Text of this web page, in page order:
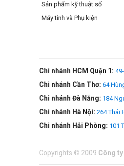
Tính năng nổi bật:
- Đuôi kết nối với đèn
- Sản phẩm mềm ngay cả
- Lưới điện được làm bằng
- Với tổ ong- phong cách
- Thích hợp cho đặc biệt
Sản phẩm kỹ thuật số
Máy tính và Phụ kiện
Chi nhánh HCM Quận 1:
Chi nhánh Cần Thơ: 64
Chi nhánh Đà Nẵng: 184
Chi nhánh Hà Nội: 264 Thái
Chi nhánh Hải Phòng: 101
Copyrights © 2009 Công